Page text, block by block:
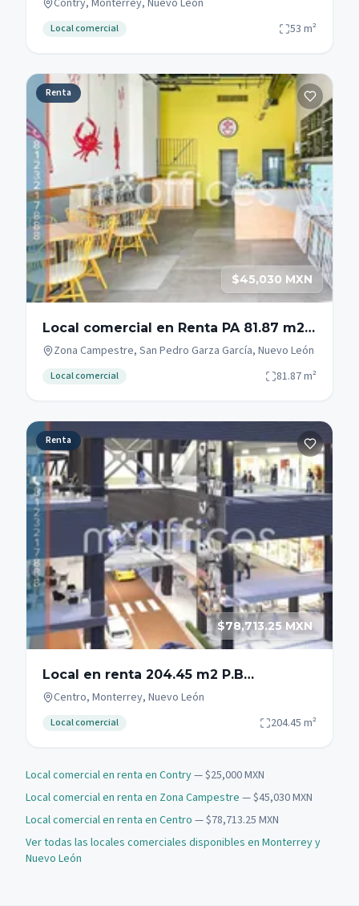
Local comercial 53 m²
Renta
$45,030 MXN
Local comercial en Renta PA 81.87 m2
Zona Campestre San Pedro Garza
Zona Campestre, San Pedro Garza García, Nuevo León
Local comercial 81.87m²
Renta
$78,713.25 MXN
Local en renta 204.45 m2 P.B
Fundidora Monterrey Zona Centro
Centro, Monterrey, Nuevo León
Local comercial 204.45 m²
Local comercial en renta en Contry— $25,000 MXN
Local comercial en renta en Zona Campestre — $45,030 MXN
Local comercial en renta en Centro — $78,713.25 MXN
Ver todas las locales comerciales disponibles en Monterrey y
Nuevo León